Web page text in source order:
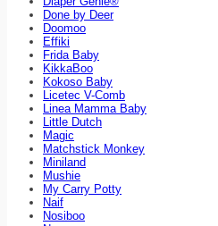
Done by Deer
Doomoo
Effiki
Frida Baby
KikkaBoo
Kokoso Baby
Licetec V-Comb
Linea Mamma Baby
Little Dutch
Magic
Matchstick Monkey
Miniland
Mushie
My Carry Potty
Naif
Nosiboo